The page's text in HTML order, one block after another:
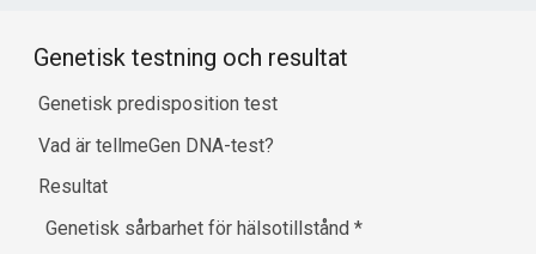
Genetisk testning och resultat
Genetisk predisposition test
Vad är tellmeGen DNA-test?
Resultat
Genetisk sårbarhet för hälsotillstånd*